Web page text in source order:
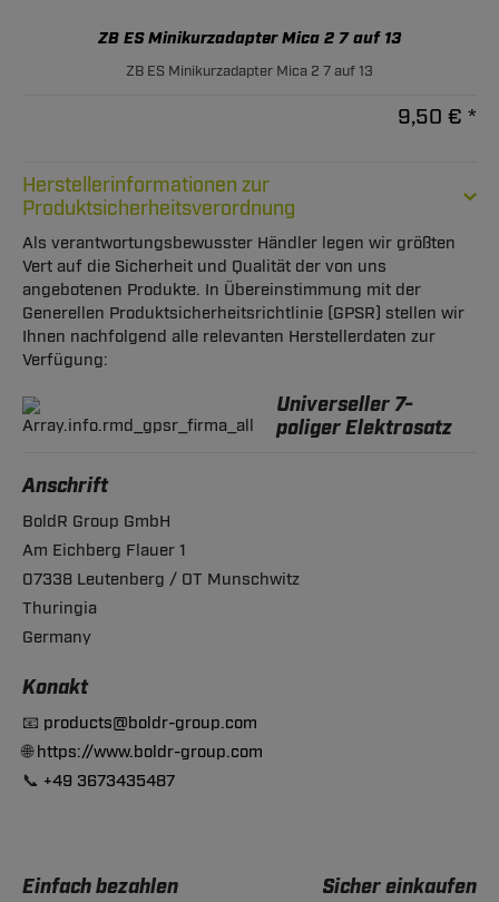
ZB ES Minikurzadapter Mica 2 7 auf 13
ZB ES Minikurzadapter Mica 2 7 auf 13
9,50 € *
Herstellerinformationen zur
Produktsicherheitsverordnung
Als verantwortungsbewusster Händler legen wir größten
Vert auf die Sicherheit und Qualität der von uns
angebotenen Produkte. In Übereinstimmung mit der
Generellen Produktsicherheitsrichtlinie (GPSR) stellen wir
Ihnen nachfolgend alle relevanten Herstellerdaten zur
Verfügung:
Universeller 7-
poliger Elektrosatz
Anschrift
BoldR Group GmbH
Am Eichberg Flauer 1
07338 Leutenberg / OT Munschwitz
Thuringia
Germany
Konakt
📧 products@boldr-group.com
🌐https://www.boldr-group.com
📞 +49 3673435487
Einfach bezahlen Sicher einkaufen